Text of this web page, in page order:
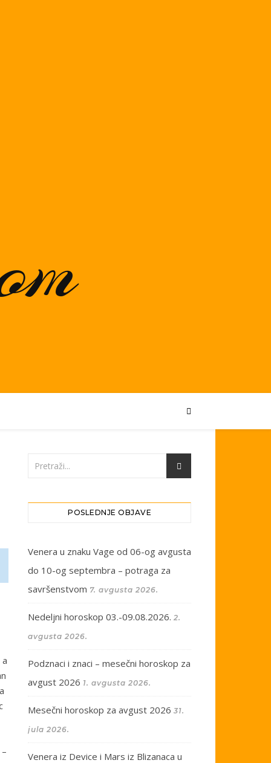
POSLEDNJE OBJAVE
Venera u znaku Vage od 06-og avgusta
do 10-og septembra – potraga za
savršenstvom 7. avgusta 2026.
Nedeljni horoskop 03.-09.08.2026. 2.
avgusta 2026.
Podznaci i znaci – mesečni horoskop za
avgust 2026 1. avgusta 2026.
Mesečni horoskop za avgust 2026 31.
jula 2026.
Venera iz Device i Mars iz Blizanaca u